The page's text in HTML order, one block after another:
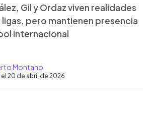
Gil y Ordaz viven realidades
ligas, pero mantienen presencia
internacional
Montano
20 de abril de 2026